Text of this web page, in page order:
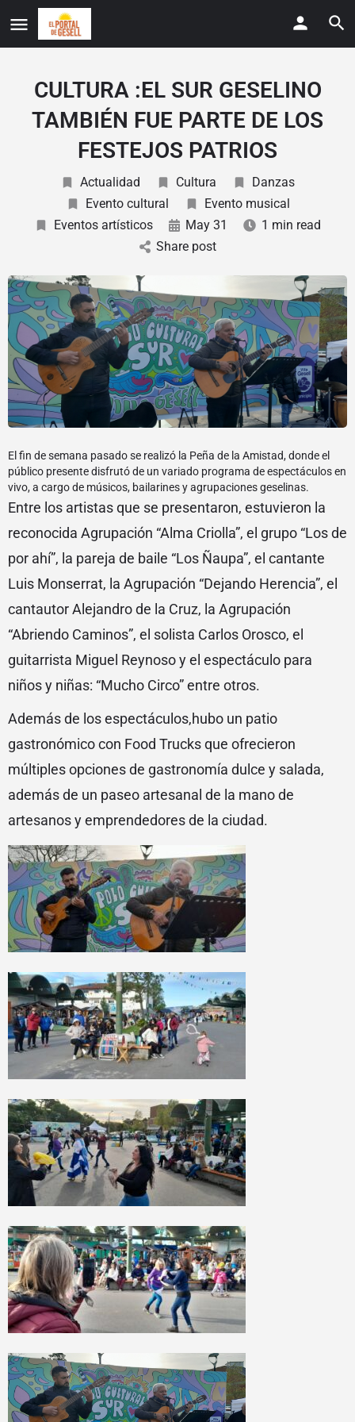
CULTURA :EL SUR GESELINO
TAMBIÉN FUE PARTE DE LOS
FESTEJOS PATRIOS
Actualidad Cultura
Danzas
Evento cultural
Evento musical
Eventos artísticos
May 31
1 min read
Share post
El fin de semana pasado se realizó la Peña de la Amistad, donde el
público presente disfrutó de un variado programa de espectáculos en
vivo, a cargo de músicos, bailarines y agrupaciones geselinas.
Entre los artistas que se presentaron, estuvieron la
reconocida Agrupación “Alma Criolla”, el grupo “Los de
por ahí”, la pareja de baile “Los Ñaupa”, el cantante
Luis Monserrat, la Agrupación “Dejando Herencia”, el
cantautor Alejandro de la Cruz, la Agrupación
“Abriendo Caminos”, el solista Carlos Orosco, el
guitarrista Miguel Reynoso y el espectáculo para
niños y niñas: “Mucho Circo” entre otros.
Además de los espectáculos,hubo un patio
gastronómico con Food Trucks que ofrecieron
múltiples opciones de gastronomía dulce y salada,
además de un paseo artesanal de la mano de
artesanos y emprendedores de la ciudad.